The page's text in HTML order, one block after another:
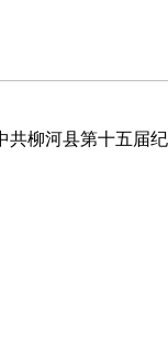
共柳河县第十五届